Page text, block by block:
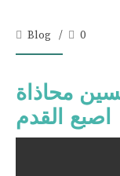
Blog 0
محاذاة
اصبع القدم